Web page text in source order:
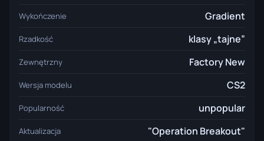
Wykończenie Gradient
Rzadkość klasy „tajne”
Zewnętrzny Factory New
Wersja modelu CS2
Popularność unpopular
Aktualizacja "Operation Breakout"